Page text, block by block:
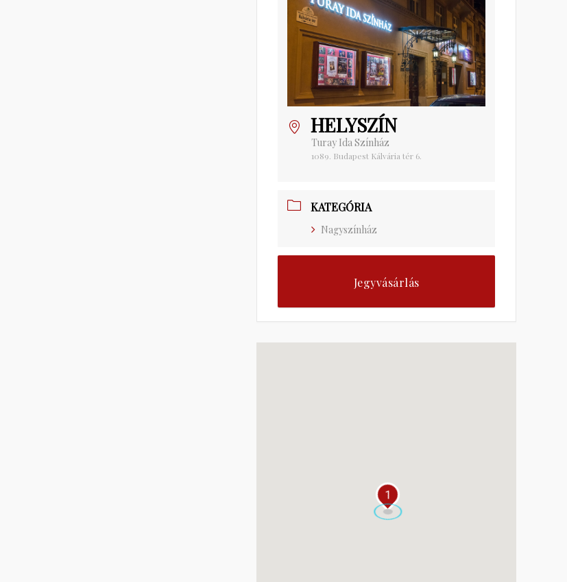
HELYSZÍN
Turay Ida Színház
1089. Budapest Kálvária tér 6.
KATEGÓRIA
Nagyszínház
Jegyvásárlás
1